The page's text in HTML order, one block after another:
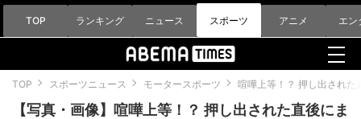
TOP ランキング ニュース スポーツ アニメ エン
TOP スポーツニュース モータースポーツ 喧嘩上等！？ 押し出され
【写真・画像】喧嘩上等！？ 押し出された直後にま